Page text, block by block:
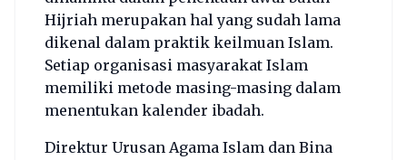
Hijriah merupakan hal yang sudah lama
dikenal dalam praktik keilmuan Islam.
Setiap organisasi masyarakat Islam
memiliki metode masing-masing dalam
menentukan kalender ibadah.
Direktur Urusan Agama Islam dan Bina